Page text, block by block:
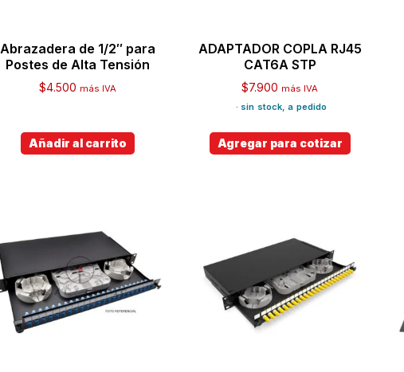
Abrazadera de 1/2″ para
Postes de Alta Tensión
$4.500 más IVA
Añadir al carrito
ADAPTADOR COPLA RJ45
CAT6A STP
$7.900 más IVA
· sin stock, a pedido
Agregar para cotizar